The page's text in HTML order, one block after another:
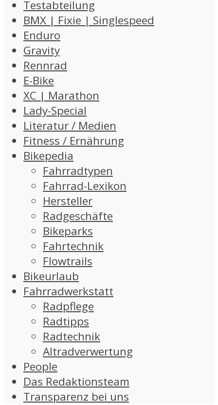
Testabteilung
BMX | Fixie | Singlespeed
Enduro
Gravity
Rennrad
E-Bike
XC | Marathon
Lady-Special
Literatur / Medien
Fitness / Ernährung
Bikepedia
Fahrradtypen
Fahrrad-Lexikon
Hersteller
Radgeschäfte
Bikeparks
Fahrtechnik
Flowtrails
Bikeurlaub
Fahrradwerkstatt
Radpflege
Radtipps
Radtechnik
Altradverwertung
People
Das Redaktionsteam
Transparenz bei uns